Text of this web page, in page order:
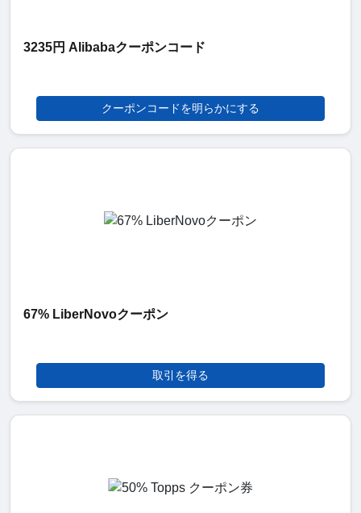
3235円 Alibabaクーポンコード
クーポンコードを明らかにする
67% LiberNovoクーポン
取引を得る